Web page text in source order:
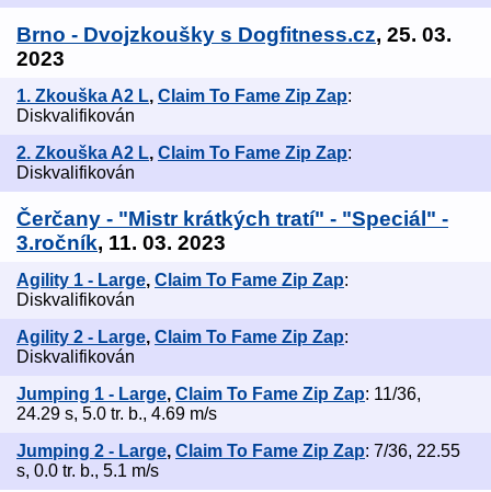
Brno - Dvojzkoušky s Dogfitness.cz, 25. 03.
2023
1. Zkouška A2 L, Claim To Fame Zip Zap:
Diskvalifikován
2. Zkouška A2 L, Claim To Fame Zip Zap:
Diskvalifikován
Čerčany - "Mistr krátkých tratí" - "Speciál" -
3.ročník, 11. 03. 2023
Agility 1 - Large, Claim To Fame Zip Zap:
Diskvalifikován
Agility 2 - Large, Claim To Fame Zip Zap:
Diskvalifikován
Jumping 1 - Large, Claim To Fame Zip Zap: 11/36,
24.29 s, 5.0 tr. b., 4.69 m/s
Jumping 2 - Large, Claim To Fame Zip Zap: 7/36, 22.55
s, 0.0 tr. b., 5.1 m/s